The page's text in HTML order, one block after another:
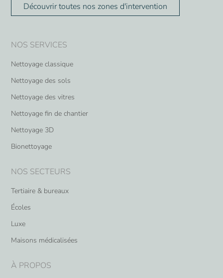
Découvrir toutes nos zones d'intervention
NOS SERVICES
Nettoyage classique
Nettoyage des sols
Nettoyage des vitres
Nettoyage fin de chantier
Nettoyage 3D
Bionettoyage
NOS SECTEURS
Tertiaire & bureaux
Écoles
Luxe
Maisons médicalisées
À PROPOS